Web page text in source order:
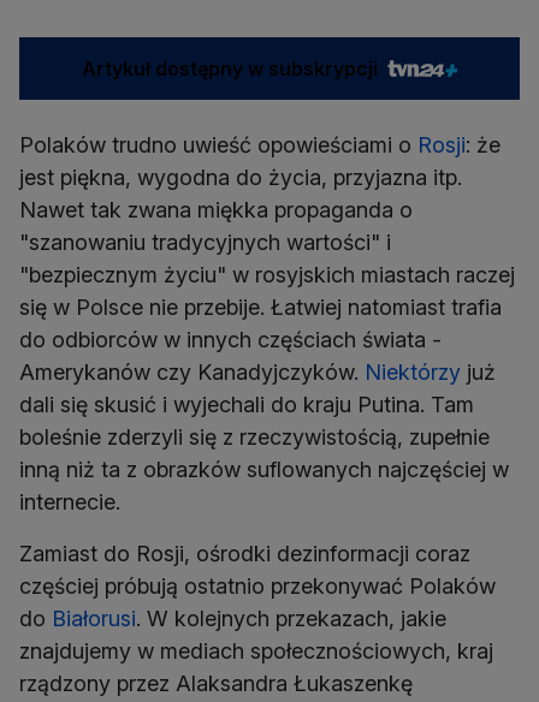
Artykuł dostępny w subskrypcji
Polaków trudno uwieść opowieściami o Rosji: że
jest piękna, wygodna do życia, przyjazna itp.
Nawet tak zwana miękka propaganda o
"szanowaniu tradycyjnych wartości" i
"bezpiecznym życiu" w rosyjskich miastach raczej
się w Polsce nie przebije. Łatwiej natomiast trafia
do odbiorców w innych częściach świata -
Amerykanów czy Kanadyjczyków. Niektórzy już
dali się skusić i wyjechali do kraju Putina. Tam
boleśnie zderzyli się z rzeczywistością, zupełnie
inną niż ta z obrazków suflowanych najczęściej w
internecie.
Zamiast do Rosji, ośrodki dezinformacji coraz
częściej próbują ostatnio przekonywać Polaków
do Białorusi. W kolejnych przekazach, jakie
znajdujemy w mediach społecznościowych, kraj
rządzony przez Alaksandra Łukaszenkę